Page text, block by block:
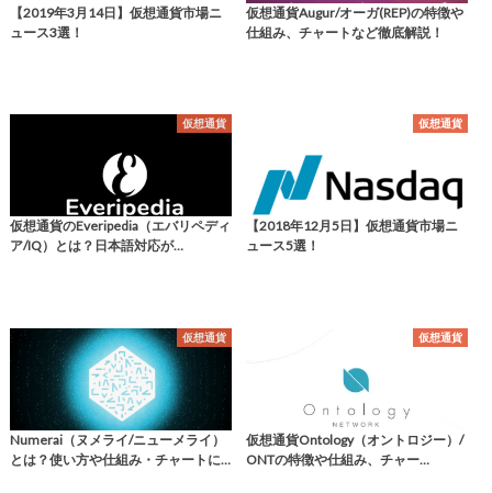
【2019年3月14日】仮想通貨市場ニ
ュース3選！
仮想通貨Augur/オーガ(REP)の特徴や
仕組み、チャートなど徹底解説！
仮想通貨
仮想通貨のEveripedia（エバリペディ
ア/IQ）とは？日本語対応が…
仮想通貨
【2018年12月5日】仮想通貨市場ニ
ュース5選！
仮想通貨
Numerai（ヌメライ/ニューメライ）
とは？使い方や仕組み・チャートに…
仮想通貨
仮想通貨Ontology（オントロジー）/
ONTの特徴や仕組み、チャー…